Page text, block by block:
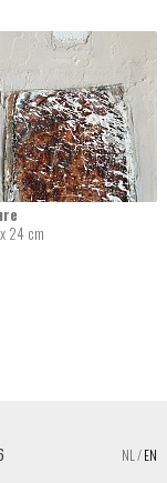
24 cm
NL /EN